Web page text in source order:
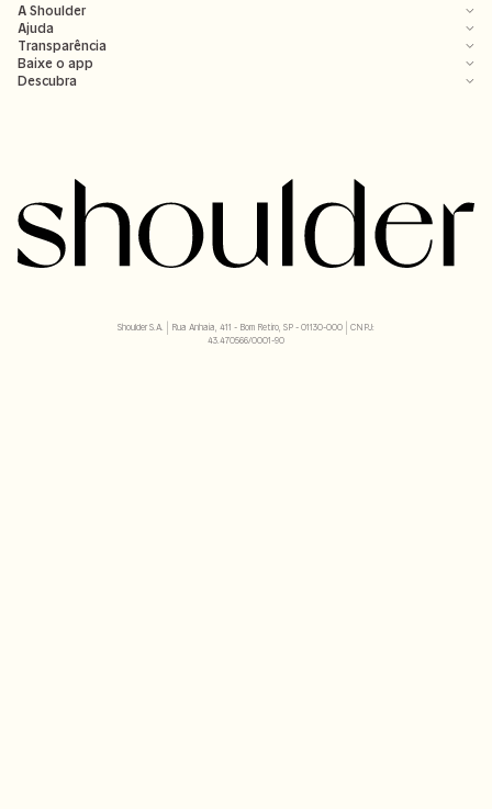
A Shoulder
Ajuda
Transparência
Baixe o app
Descubra
Shoulder S.A. | Rua Anhaia, 411 - Bom Retiro, SP - 01130-000 | CNPJ:
43.470566/0001-90